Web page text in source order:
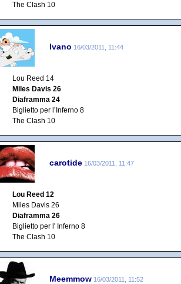
The Clash 10
Ivano 16/03/2011, 11:44
Lou Reed 14
Miles Davis 26
Diaframma 24
Biglietto per l’Inferno 8
The Clash 10
carotide 16/03/2011, 11:47
Lou Reed 12
Miles Davis 26
Diaframma 26
Biglietto per l' Inferno 8
The Clash 10
Meemmow 16/03/2011, 11:52